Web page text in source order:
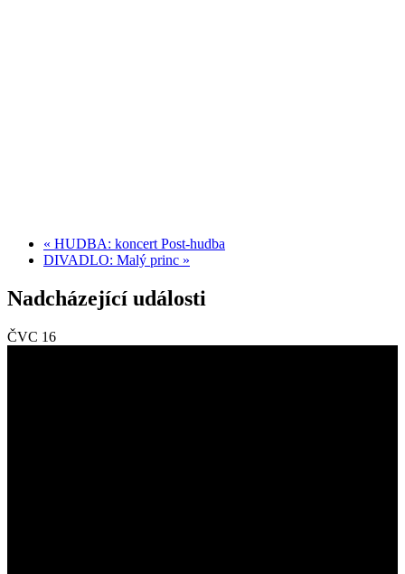
« HUDBA: koncert Post-hudba
DIVADLO: Malý princ »
Nadcházející události
ČVC 16